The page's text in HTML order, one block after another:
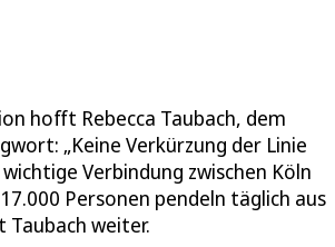
hofft Rebecca Taubach, dem
„Keine Verkürzung der Linie
Verbindung zwischen Köln
Personen pendeln täglich aus
Taubach weiter.